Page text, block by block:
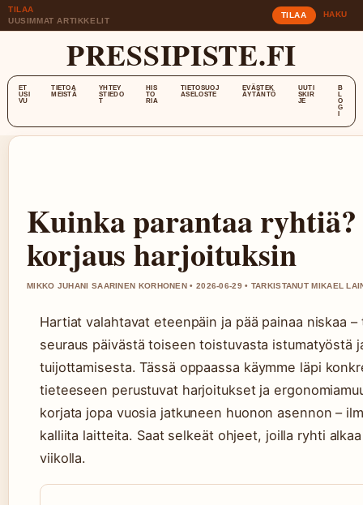
TILAA
UUSIMMAT ARTIKKELIT
TILAA HAKU
PRESSIPISTE.FI
ET
USI
VU
TIETOA
MEISTÄ
YHTEY
STIEDO
T
HIS
TO
RIA
TIETOSUOJ
ASELOSTE
EVÄSTEK
ÄYTÄNTÖ
UUTI
SKIR
JE
B
L
O
G
Kuinka parantaa ryhtiä?
korjaus harjoituksin
MIKKO JUHANI SAARINEN KORHONEN • 2026-06-29 • TARKISTANUT MIKAEL
Hartiat valahtavat eteenpäin ja pää painaa niskaa
seuraus päivästä toiseen toistuvasta istumatyöstä
tuijottamisesta. Tässä oppaassa käymme läpi
tieteeseen perustuvat harjoitukset ja
korjata jopa vuosia jatkuneen huonon asennon –
kalliita laitteita. Saat selkeät ohjeet, joilla ryhti
viikolla.